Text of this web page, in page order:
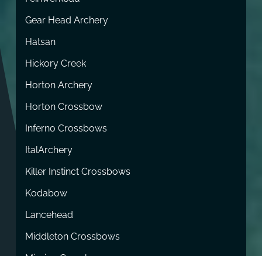
Gear Head Archery
Hatsan
Hickory Creek
Horton Archery
Horton Crossbow
Inferno Crossbows
ItalArchery
Killer Instinct Crossbows
Kodabow
Lancehead
Middleton Crossbows